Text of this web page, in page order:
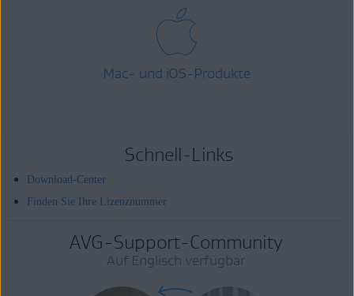
Mac- und iOS-Produkte
Schnell-Links
Download-Center
Finden Sie Ihre Lizenznummer
AVG-Support-Community
Auf Englisch verfügbar